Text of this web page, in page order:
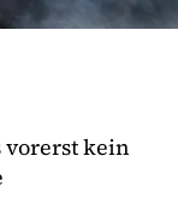
vorerst kein